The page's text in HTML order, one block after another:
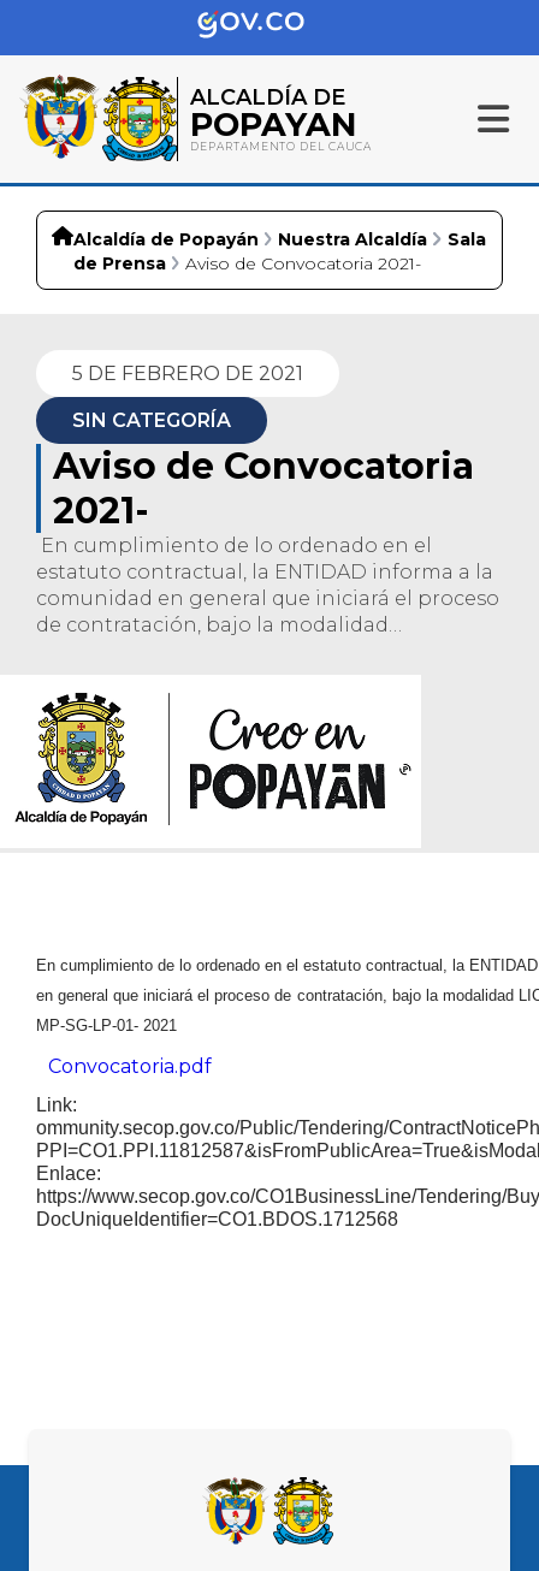
ALCALDÍA DE
POPAYAN
DEPARTAMENTO DEL CAUCA
Alcaldía de Popayán Nuestra Alcaldía
Sala
de Prensa
Aviso de Convocatoria 2021-
5 DE FEBRERO DE 2021
SIN CATEGORÍA
Aviso de Convocatoria
2021-
En cumplimiento de lo ordenado en el
estatuto contractual, la ENTIDAD informa a la
comunidad en general que iniciará el proceso
de contratación, bajo la modalidad
​En cumplimiento de lo ordenado en el estatuto contractual, la
en general que iniciará el proceso de contratación, bajo la modalidad
MP-SG-LP-01- 2021
Convocatoria.pdf
Link:
ommunity.secop.gov.co/Public/Tendering/
Enlace:
https://www.secop.gov.co/CO1BusinessLine/Tendering/
DocUniqueIdentifier=CO1.BDOS.1712568​